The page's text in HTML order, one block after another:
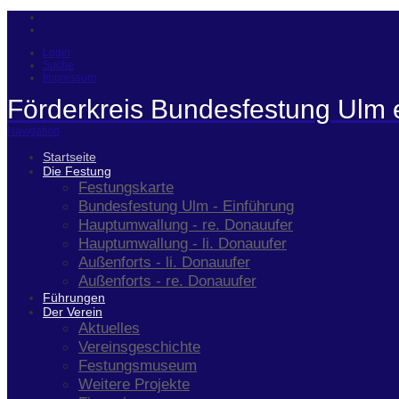
Login
Suche
Impressum
Förderkreis Bundesfestung Ulm
Navigation
Startseite
Die Festung
Festungskarte
Bundesfestung Ulm - Einführung
Hauptumwallung - re. Donauufer
Hauptumwallung - li. Donauufer
Außenforts - li. Donauufer
Außenforts - re. Donauufer
Führungen
Der Verein
Aktuelles
Vereinsgeschichte
Festungsmuseum
Weitere Projekte